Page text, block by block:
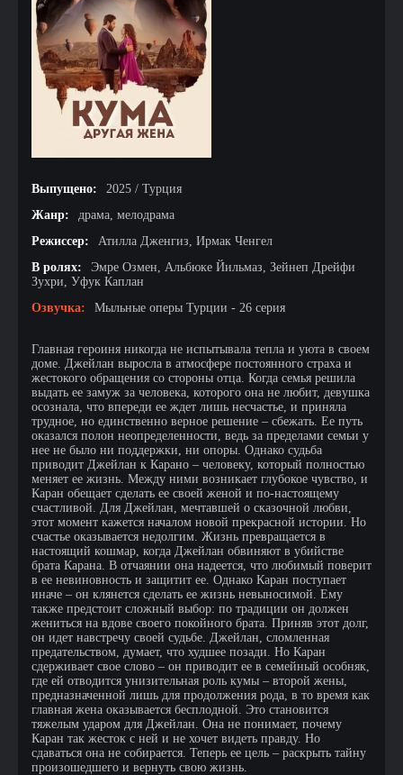
Выпущено:
2025 / Турция
Жанр:
драма, мелодрама
Режиссер:
Атилла Дженгиз, Ирмак Ченгел
В ролях:
Эмре Озмен, Альбюке Йильмаз, Зейнеп Дрейфи
Зухри, Уфук Каплан
Озвучка:
Мыльные оперы Турции - 26 серия
Главная героиня никогда не испытывала тепла и уюта в своем
доме. Джейлан выросла в атмосфере постоянного страха и
жестокого обращения со стороны отца. Когда семья решила
выдать ее замуж за человека, которого она не любит, девушка
осознала, что впереди ее ждет лишь несчастье, и приняла
трудное, но единственно верное решение – сбежать. Ее путь
оказался полон неопределенности, ведь за пределами семьи у
нее не было ни поддержки, ни опоры. Однако судьба
приводит Джейлан к Каранo – человеку, который полностью
меняет ее жизнь. Между ними возникает глубокое чувство, и
Каран обещает сделать ее своей женой и по-настоящему
счастливой. Для Джейлан, мечтавшей о сказочной любви,
этот момент кажется началом новой прекрасной истории. Но
счастье оказывается недолгим. Жизнь превращается в
настоящий кошмар, когда Джейлан обвиняют в убийстве
брата Карана. В отчаянии она надеется, что любимый поверит
в ее невиновность и защитит ее. Однако Каран поступает
иначе – он клянется сделать ее жизнь невыносимой. Ему
также предстоит сложный выбор: по традиции он должен
жениться на вдове своего покойного брата. Приняв этот долг,
он идет навстречу своей судьбе. Джейлан, сломленная
предательством, думает, что худшее позади. Но Каран
сдерживает свое слово – он приводит ее в семейный особняк,
где ей отводится унизительная роль кумы – второй жены,
предназначенной лишь для продолжения рода, в то время как
главная жена оказывается бесплодной. Это становится
тяжелым ударом для Джейлан. Она не понимает, почему
Каран так жесток с ней и не хочет видеть правду. Но
сдаваться она не собирается. Теперь ее цель – раскрыть тайну
произошедшего и вернуть свою жизнь.